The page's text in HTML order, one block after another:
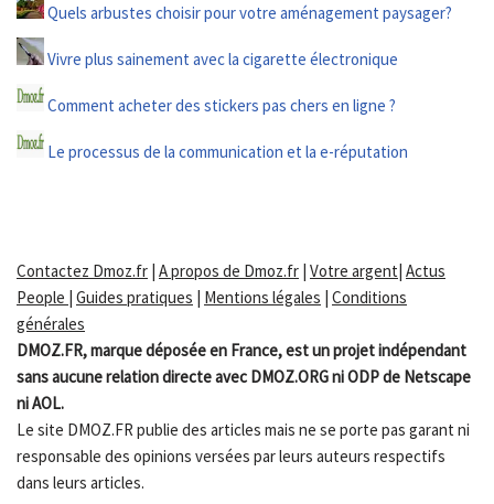
Quels arbustes choisir pour votre aménagement paysager?
Vivre plus sainement avec la cigarette électronique
Comment acheter des stickers pas chers en ligne ?
Le processus de la communication et la e-réputation
Contactez Dmoz.fr | A propos de Dmoz.fr | Votre argent| Actus
People | Guides pratiques | Mentions légales | Conditions
générales
DMOZ.FR, marque déposée en France, est un projet indépendant
sans aucune relation directe avec DMOZ.ORG ni ODP de Netscape
ni AOL.
Le site DMOZ.FR publie des articles mais ne se porte pas garant ni
responsable des opinions versées par leurs auteurs respectifs
dans leurs articles.